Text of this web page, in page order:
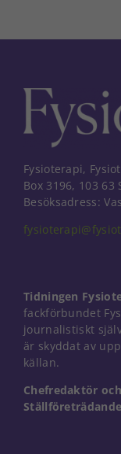
Fysioterapi,
Box 3196, 103 63
Besöksadress:
Tidningen
fackförbundet
journalistiskt
är skyddat av
källan.
Chefredaktör